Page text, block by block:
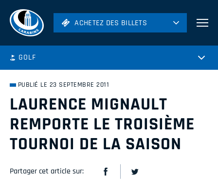
ACHETEZ DES BILLETS
ACHETEZ DES BILLETS
GOLF
PUBLIÉ LE 23 SEPTEMBRE 2011
LAURENCE MIGNAULT
REMPORTE LE TROISIÈME
TOURNOI DE LA SAISON
Partager cet article sur: